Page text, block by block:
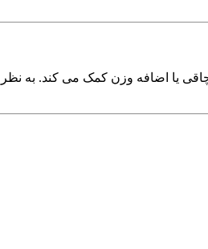
یا اضافه وزن کمک می کند. به نظر